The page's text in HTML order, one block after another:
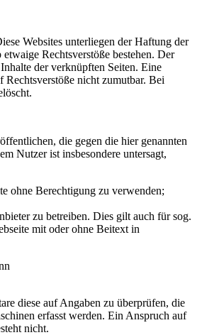
Websites unterliegen der Haftung der
Rechtsverstöße bestehen. Der
der verknüpften Seiten. Eine
nicht zumutbar. Bei
die gegen die hier genannten
Nutzer ist insbesondere untersagt,
ohne Berechtigung zu verwenden;
zu betreiben. Dies gilt auch für sog.
mit oder ohne Beitext in
diese auf Angaben zu überprüfen, die
erfasst werden. Ein Anspruch auf
nicht.